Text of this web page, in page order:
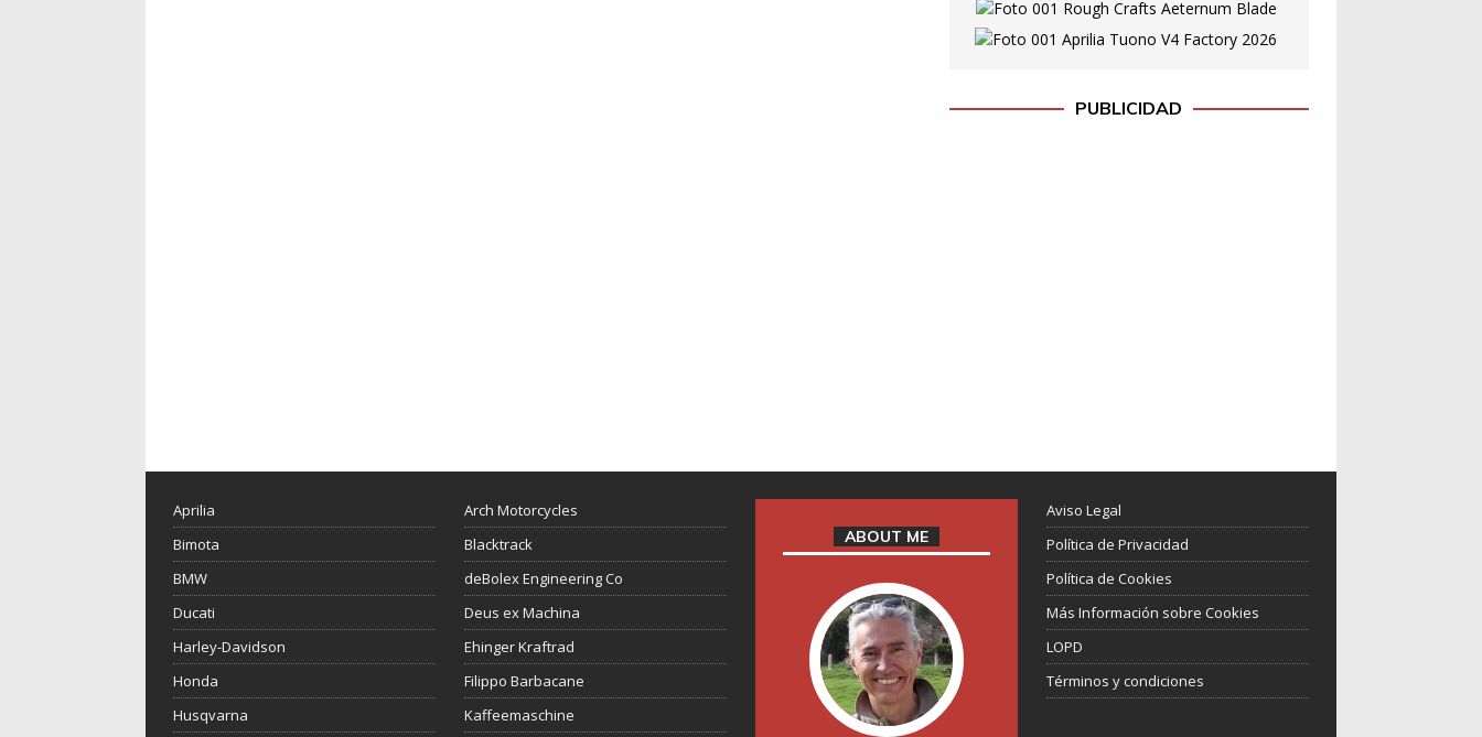
PUBLICIDAD
Aprilia
Bimota
BMW
Ducati
Harley-Davidson
Honda
Husqvarna
Arch Motorcycles
Blacktrack
deBolex Engineering Co
Deus ex Machina
Ehinger Kraftrad
Filippo Barbacane
Kaffeemaschine
ABOUT ME
Aviso Legal
Política de Privacidad
Política de Cookies
Más Información sobre Cookies
LOPD
Términos y condiciones